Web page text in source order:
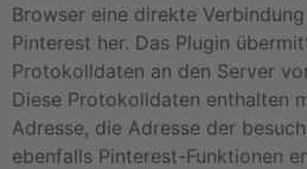
Browser eine direkte
Pinterest her. Das Plugin
Protokolldaten an den Server
Diese Protokolldaten enthalten
Adresse, die Adresse der
ebenfalls Pinterest-Funktionen